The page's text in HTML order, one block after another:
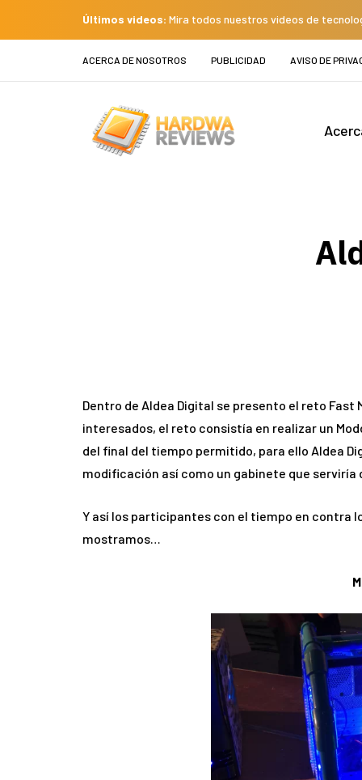
Últimos videos: Mira todos nuestros videos de
ACERCA DE NOSOTROS PUBLICIDAD AVISO DE
Dentro de Aldea Digital se presento el reto
interesados, el reto consistía en realizar un
del final del tiempo permitido, para ello Aldea
modificación así como un gabinete que serviría
Y así los participantes con el tiempo en contra
mostramos…